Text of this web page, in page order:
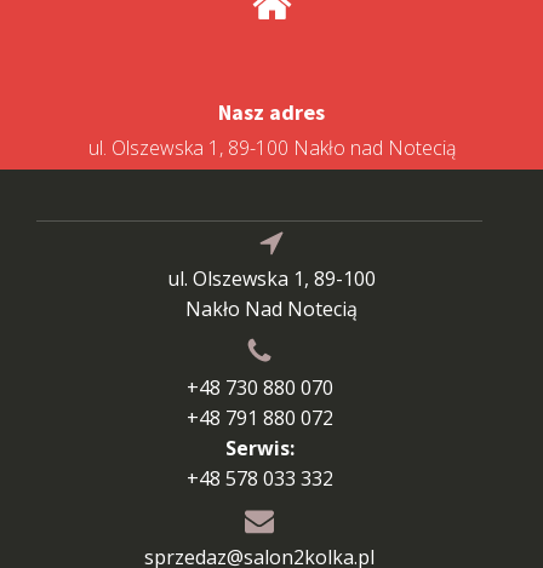
Nasz adres
ul. Olszewska 1, 89-100 Nakło nad Notecią
ul. Olszewska 1, 89-100
Nakło Nad Notecią
+48 730 880 070
+48 791 880 072
Serwis:
+48 578 033 332
sprzedaz@salon2kolka.pl